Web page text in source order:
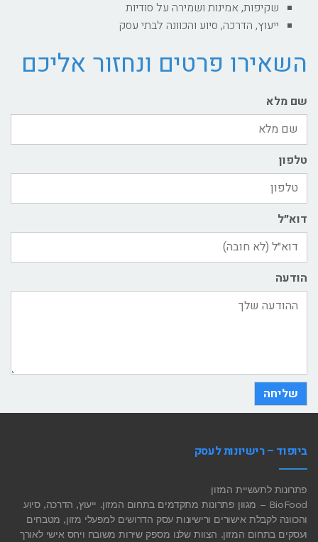
שקיפות, אמינות ושמירה על סודיות
ייעוץ, הדרכה, סיוע והכוונה לבתי עסק
השאירו פרטים ונחזור אליכם
שם מלא
טלפון
דוא״ל
הודעה
שליחה
ביופוד – רישיונות לעסק
פתרונות לתעשיית המזון
BioFood – מגוון פתרונות מתקדמים בתחום המזון. ייעוץ, הדרכה, סיוע
והכוונה לקבלת אישורים ורישיונות עסק הדרושים למפעלי מזון, מטבחים
ועסקים בתחום המזון. הצוות שלנו מספק שירות משובח ויחס אישי לאורך